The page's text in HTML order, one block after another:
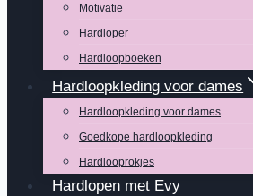
Motivatie
Hardloper
Hardloopboeken
Hardloopkleding voor dames
Hardloopkleding voor dames
Goedkope hardloopkleding
Hardlooprokjes
Hardlopen met Evy